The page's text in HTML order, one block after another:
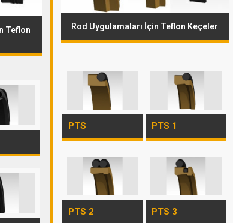
Teflon
Rod Uygulamaları İçin Teflon Keçeler
PTS PTS 1
PTS 2 PTS 3